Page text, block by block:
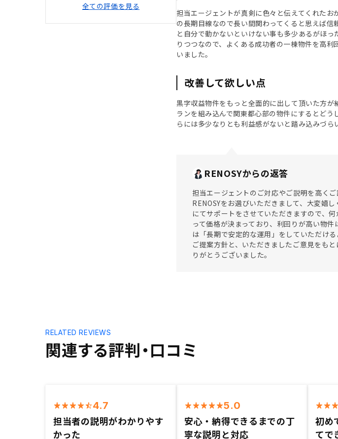
全ての評価を見る
担当エージェントが真剣に色々と伝えてくれた
の長期目線なので長い間関わってくると思えば
と自分で動かないといけない事も多少あるがほ
りつつなので、よくある成功者の一棟物件を高
いました。
改善して欲しい点
黒字収益物件をもっと全面的に出して頂いた方
ランを組み込んで関東都心部の物件にするとど
らには多少なりとも利益感がないと踏み込みづら
RENOSYからの返答
担当エージェントのご対応やご説明を高く
RENOSYをお選びいただきまして、大変嬉
にてサポートをさせていただきますので、
って価格が決まっており、利回りが高い物
は「長期で安定的な運用」をしていただけ
ご提案方針と、いただきましたご意見をも
りがとうございました。
関連する評判・口コミ
RELATED REVIEWS
4.7
担当者の説明がわかりやす
かった
5.0
安心・納得できるまでの丁
寧な説明と対応
初め
てで